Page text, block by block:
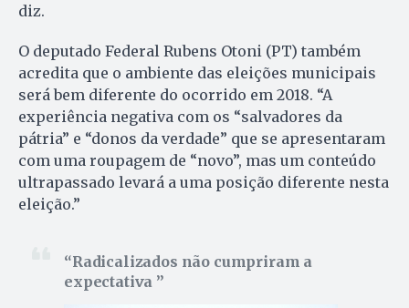
diz.
O deputado Federal Rubens Otoni (PT) também
acredita que o ambiente das eleições municipais
será bem diferente do ocorrido em 2018. “A
experiência negativa com os “salvadores da
pátria” e “donos da verdade” que se apresentaram
com uma roupagem de “novo”, mas um conteúdo
ultrapassado levará a uma posição diferente nesta
eleição.”
Radicalizados não cumpriram a
expectativa